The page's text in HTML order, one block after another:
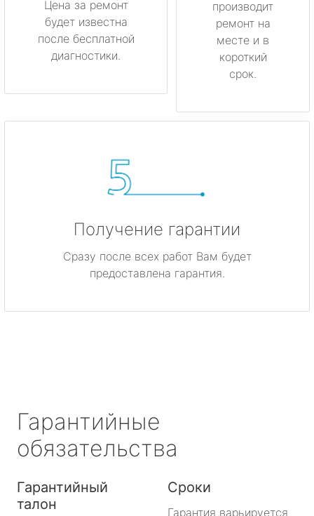
Цена за ремонт
будет известна
после бесплатной
диагностики.
производит
ремонт на
месте и в
короткий
срок.
Получение гарантии
Сразу после всех работ Вам будет
предоставлена гарантия.
Гарантийные
обязательства
Гарантийный
талон
Сроки
Гарантия варьируется